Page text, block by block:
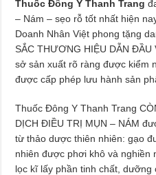
Thuốc Đông Y Thanh Trang
– Nám – sẹo rỗ tốt nhất hiện
Doanh Nhân Việt phong tặng
SẮC THƯƠNG HIỆU DẪN
sở sản xuất rõ ràng được kiểm
được cấp phép lưu hành sản
Thuốc Đông Y Thanh Trang
DỊCH ĐIỀU TRỊ MỤN – NÁM
từ thảo dược thiên nhiên: gạo
nhiên được phơi khô và nghiền
lọc kĩ lấy phần tinh chất, dưỡng